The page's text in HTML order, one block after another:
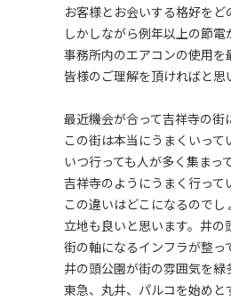
お客様とお会いする格好をど
しかしながら例年以上の節電
事務所内のエアコンの使用を
皆様のご理解を頂ければと思
最近機会が合って吉祥寺の街
この街は本当にうまくいって
いつ行っても人が多く集まっ
吉祥寺のようにうまく行って
この違いはどこになるのでし
立地も良いと思います。井の
街の軸になるインフラが整っ
井の頭公園が街の雰囲気を緑
東急、丸井、パルコを始めと